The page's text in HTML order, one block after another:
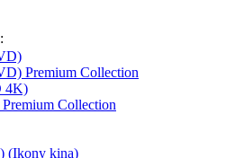
Premium Collection
4K)
Collection
(Ikony kina)